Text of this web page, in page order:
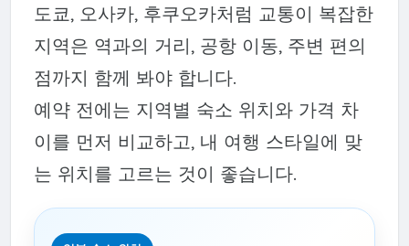
도쿄, 오사카, 후쿠오카처럼 교통이 복잡한
지역은 역과의 거리, 공항 이동, 주변 편의
점까지 함께 봐야 합니다.
예약 전에는 지역별 숙소 위치와 가격 차
이를 먼저 비교하고, 내 여행 스타일에 맞
는 위치를 고르는 것이 좋습니다.